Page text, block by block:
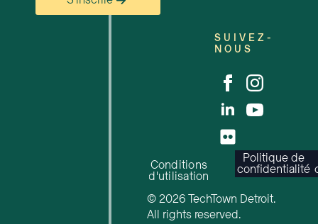
SUIVEZ-
NOUS
Conditions
d'utilisation
Politique de
confidentialité
© 2026 TechTown Detroit.
All rights reserved.